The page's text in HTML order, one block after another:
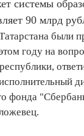
системы
90 млрд
были
году на
фонда